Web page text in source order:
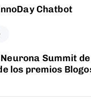
Chatbot
Summit
los premios